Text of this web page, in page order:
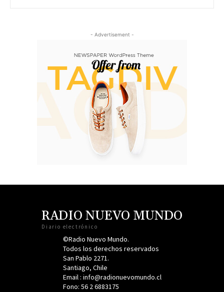
- Advertisement -
RADIO NUEVO MUNDO
Diario electrónico
©Radio Nuevo Mundo.
Todos los derechos reservados
San Pablo 2271.
Santiago, Chile
Email : info@radionuevomundo.cl
Fono: 56 2 6883175